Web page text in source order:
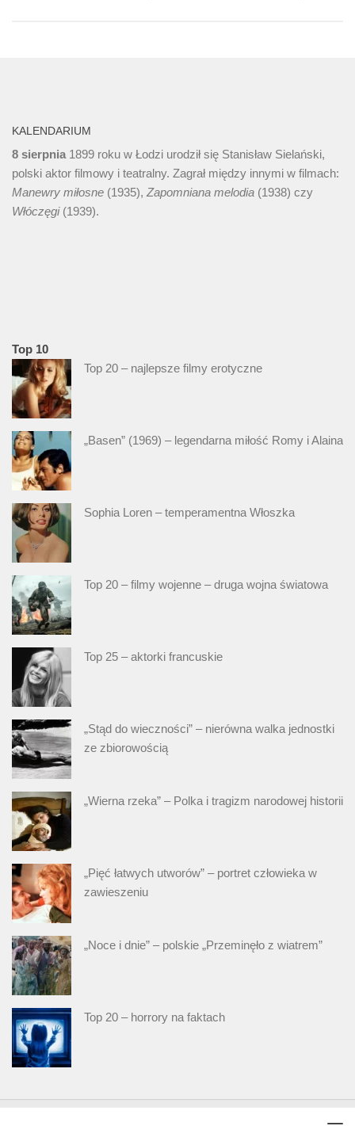
KALENDARIUM
8 sierpnia 1899 roku w Łodzi urodził się Stanisław Sielański,
polski aktor filmowy i teatralny. Zagrał między innymi w filmach:
Manewry miłosne (1935), Zapomniana melodia (1938) czy
Włóczęgi(1939).
Top 10
Top 20 – najlepsze filmy erotyczne
„Basen” (1969) – legendarna miłość Romy i Alaina
Sophia Loren – temperamentna Włoszka
Top 20 – filmy wojenne – druga wojna światowa
Top 25 – aktorki francuskie
„Stąd do wieczności” – nierówna walka jednostki
ze zbiorowością
„Wierna rzeka” – Polka i tragizm narodowej historii
„Pięć łatwych utworów” – portret człowieka w
zawieszeniu
„Noce i dnie” – polskie „Przeminęło z wiatrem”
Top 20 – horrory na faktach